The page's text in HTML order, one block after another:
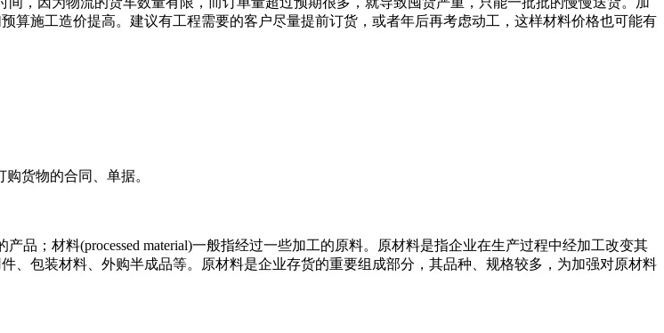
算施工造价提高。建议有工程需要的客户尽量提前订货，或者年后再考虑动工，这样材料价格也可能有
货物的合同、单据。
品；材料(processed material)一般指经过一些加工的原料。原材料是指企业在生产过程中经加工改变其
、包装材料、外购半成品等。原材料是企业存货的重要组成部分，其品种、规格较多，为加强对原材料